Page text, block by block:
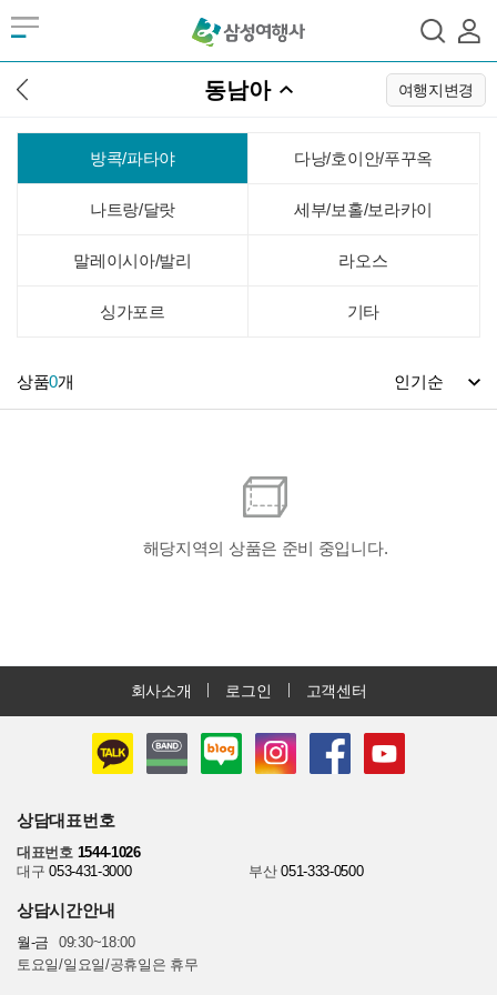
동남아 여행지변경
방콕/파타야 다낭/호이안/푸꾸옥
나트랑/달랏 세부/보홀/보라카이
말레이시아/발리 라오스
싱가포르 기타
상품0개
해당지역의 상품은 준비 중입니다.
회사소개 로그인 고객센터
상담대표번호
대표번호 1544-1026
대구 053-431-3000 부산 051-333-0500
상담시간안내
월-금
09:30~18:00
토요일/일요일/공휴일은 휴무